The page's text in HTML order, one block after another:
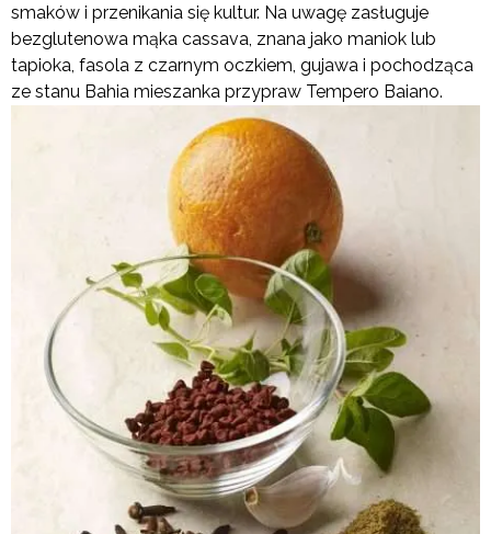
smaków i przenikania się kultur. Na uwagę zasługuje
bezglutenowa mąka cassava, znana jako maniok lub
tapioka, fasola z czarnym oczkiem, gujawa i pochodząca
ze stanu Bahia mieszanka przypraw Tempero Baiano.